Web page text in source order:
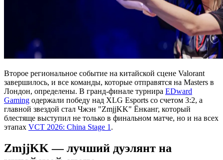
Второе региональное событие на китайской сцене Valorant
завершилось, и все команды, которые отправятся на Masters в
Лондон, определены. В гранд-финале турнира EDward
Gaming одержали победу над XLG Esports со счетом 3:2, а
главной звездой стал Чжэн "ZmjjKK" Ёнканг, который
блестяще выступил не только в финальном матче, но и на всех
этапах VCT 2026: China Stage 1 .
ZmjjKK — лучший дуэлянт на